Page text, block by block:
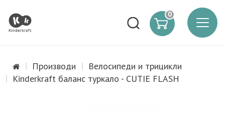
0
Производи
Велосипеди и трицикли
Kinderkraft баланс туркало - CUTIE FLASH